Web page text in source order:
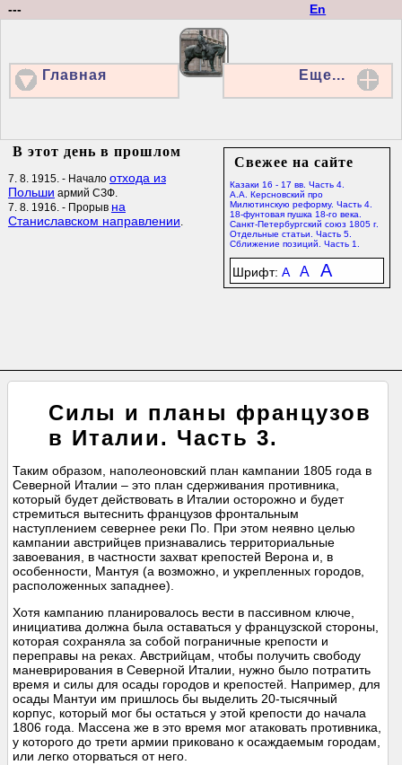
En
---
Главная Еще...
Свежее на сайте
Казаки 16 - 17 вв. Часть 4.
А.А. Керсновский про
Милютинскую реформу. Часть 4.
18-фунтовая пушка 18-го века.
Санкт-Петербургский союз 1805 г.
Отдельные статьи. Часть 5.
Сближение позиций. Часть 1.
Шрифт: A A A
В этот день в прошлом
7. 8. 1915. - Начало отхода из
Польши армий СЗФ.
7. 8. 1916. - Прорыв на
Станиславском направлении.
Силы и планы французов
в Италии. Часть 3.
Таким образом, наполеоновский план кампании 1805 года в
Северной Италии – это план сдерживания противника,
который будет действовать в Италии осторожно и будет
стремиться вытеснить французов фронтальным
наступлением севернее реки По. При этом неявно целью
кампании австрийцев признавались территориальные
завоевания, в частности захват крепостей Верона и, в
особенности, Мантуя (а возможно, и укрепленных городов,
расположенных западнее).
Хотя кампанию планировалось вести в пассивном ключе,
инициатива должна была оставаться у французской стороны,
которая сохраняла за собой пограничные крепости и
переправы на реках. Австрийцам, чтобы получить свободу
маневрирования в Северной Италии, нужно было потратить
время и силы для осады городов и крепостей. Например, для
осады Мантуи им пришлось бы выделить 20-тысячный
корпус, который мог бы остаться у этой крепости до начала
1806 года. Массена же в это время мог атаковать противника,
у которого до трети армии приковано к осаждаемым городам,
или легко оторваться от него.